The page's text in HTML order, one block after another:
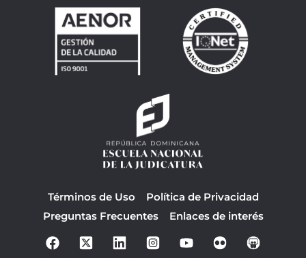
Términos de Uso
Política de Privacidad
Preguntas Frecuentes
Enlaces de interés
F
a
o